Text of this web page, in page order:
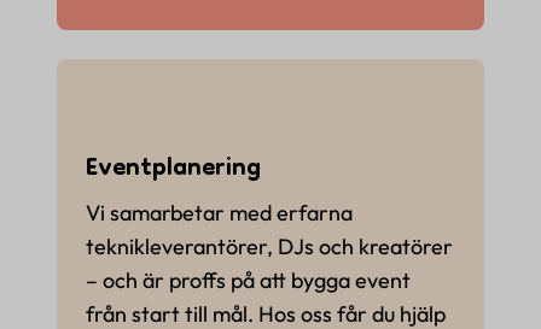
Eventplanering
Vi samarbetar med erfarna
teknikleverantörer, DJs och kreatörer
– och är proffs på att bygga event
från start till mål. Hos oss får du hjälp